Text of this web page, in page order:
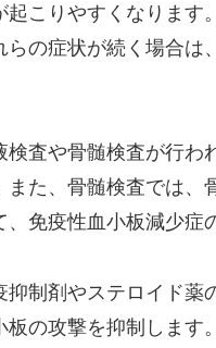
こりやすくなります
の症状が続く場合
査や骨髄検査が行
た、骨髄検査では
免疫性血小板減少症
制剤やステロイド
の攻撃を抑制しま